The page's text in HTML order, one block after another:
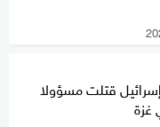
قتلت مسؤولا
غزة